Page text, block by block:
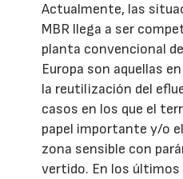
Actualmente, las
MBR llega a ser
planta convencional
Europa son aquellas
la reutilización del
casos en los que el
papel importante y/o
zona sensible con
vertido. En los